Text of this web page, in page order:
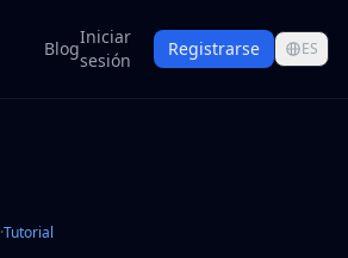
Blog
Iniciar
sesión
Registrarse ES
·Tutorial